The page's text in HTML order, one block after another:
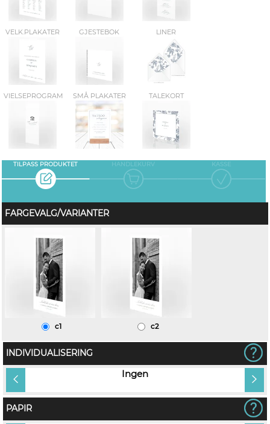
VELK.PLAKATER GJESTEBOK LINER
VIELSEPROGRAM SMÅ PLAKATER TALEKORT
TILPASS PRODUKTET HANDLEKURV KASSE
FARGEVALG/VARIANTER
c1 c2
INDIVIDUALISERING
på Ingen
PAPIR